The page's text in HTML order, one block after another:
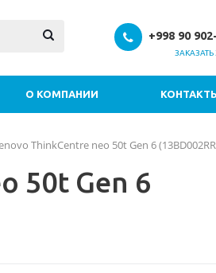
+998 90
О КОМПАНИИ
ThinkCentre neo 50t Gen 6
50t Gen 6